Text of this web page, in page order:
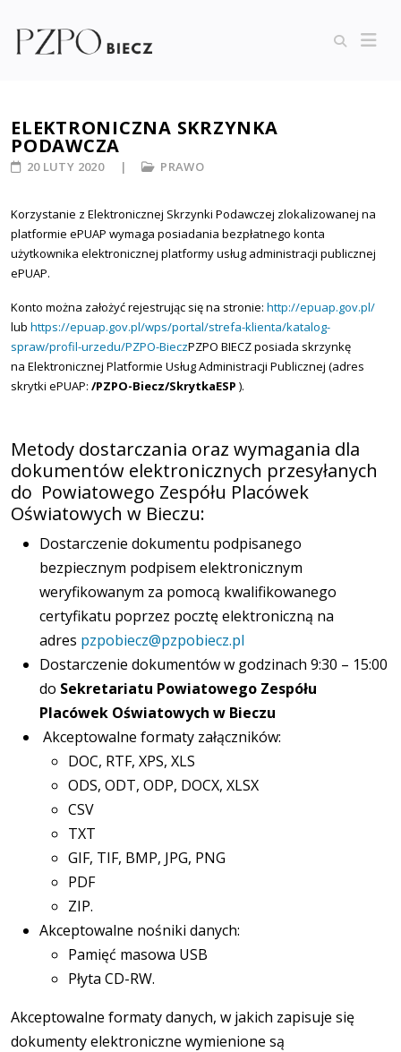
ELEKTRONICZNA SKRZYNKA
PODAWCZA
PRAWO
20 LUTY 2020
Korzystanie z Elektronicznej Skrzynki Podawczej zlokalizowanej na
platformie ePUAP wymaga posiadania bezpłatnego konta
użytkownika elektronicznej platformy usług administracji publicznej
ePUAP.
Konto można założyć rejestrując się na stronie: http://epuap.gov.pl/
lub https://epuap.gov.pl/wps/portal/strefa-klienta/katalog-
spraw/profil-urzedu/PZPO-BieczPZPO BIECZ posiada skrzynkę
na Elektronicznej Platformie Usług Administracji Publicznej (adres
skrytki ePUAP: /PZPO-Biecz/SkrytkaESP ).
Metody dostarczania oraz wymagania dla
dokumentów elektronicznych przesyłanych
do Powiatowego Zespółu Placówek
Oświatowych w Bieczu:
Dostarczenie dokumentu podpisanego
bezpiecznym podpisem elektronicznym
weryfikowanym za pomocą kwalifikowanego
certyfikatu poprzez pocztę elektroniczną na
adres pzpobiecz@pzpobiecz.pl
Dostarczenie dokumentów w godzinach 9:30 – 15:00
do Sekretariatu Powiatowego Zespółu
Placówek Oświatowych w Bieczu
Akceptowalne formaty załączników:
DOC, RTF, XPS, XLS
ODS, ODT, ODP, DOCX, XLSX
CSV
TXT
GIF, TIF, BMP, JPG, PNG
PDF
ZIP.
Akceptowalne nośniki danych:
Pamięć masowa USB
Płyta CD-RW.
Akceptowalne formaty danych, w jakich zapisuje się
dokumenty elektroniczne wymienione są